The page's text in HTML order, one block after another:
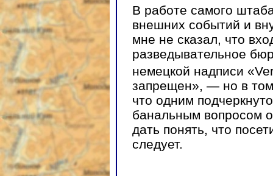
В работе самого
внешних событий и
мне не сказал, что
разведывательное
немецкой надписи
запрещен», — но в
что одним
банальным вопросом
дать понять, что
следует.